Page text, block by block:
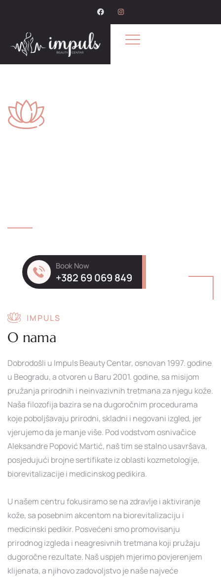
Book Now
+382 69 069 849
IMPULS
O nama
Dobrodošli u Impuls Beauty Centar, osnovan 1997. godine
u Beogradu, a otvoren u Baru 2001. godine, sa misijom
pružanja prirodnih i neinvazivnih tretmana za njegu kože.
Naša filozofija bazira se na dugoročnim procedurama
koje poboljšavaju prirodni, skladni i negovani izgled, jer
vjerujemo da je manje više. Pod vodstvom osnivačice
Aleksandre Popović Martić, naš tim se stalno usavršava,
posjedujući brojne sertifikate iz oblasti kozmetologije,
biorevitalizacije i medicinskog pedikira.
U našem centru fokusiramo se na zdravlje i aktiviranje
kože, sa posebnim akcentom na biorevitalizaciju i
medicinski pedikir. Posvećeni smo promovisanju
prirodnog izgleda i neagresivnih tretmana koji pružaju
dugoročne rezultate. Naš uspjeh mjerimo povjerenjem
klijenata, a njihovo zadovoljstvo je naše najveće